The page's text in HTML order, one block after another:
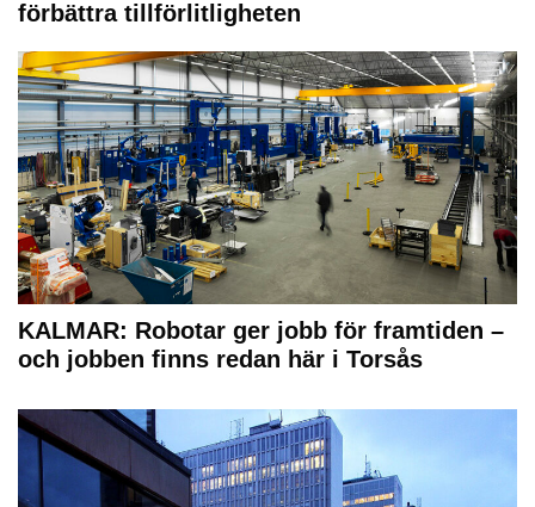
förbättra tillförlitligheten
KALMAR: Robotar ger jobb för framtiden –
och jobben finns redan här i Torsås